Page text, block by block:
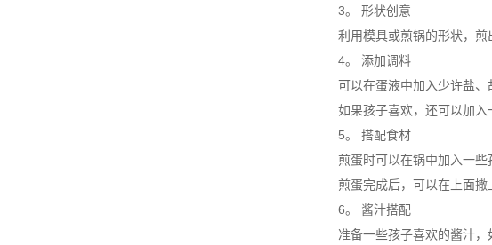
3。 形状创意
利用模具或煎锅的形状，煎出
4。 添加调料
可以在蛋液中加入少许盐、
如果孩子喜欢，还可以加入
5。 搭配食材
煎蛋时可以在锅中加入一些孩
煎蛋完成后，可以在上面撒
6。 酱汁搭配
准备一些孩子喜欢的酱汁，如